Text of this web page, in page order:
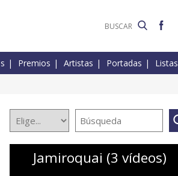
Premios Artistas Portadas Listas
Jamiroquai (3 vídeos)